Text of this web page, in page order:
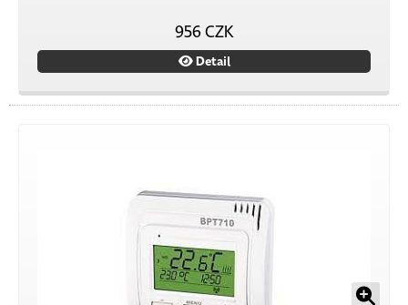
956 CZK
Detail